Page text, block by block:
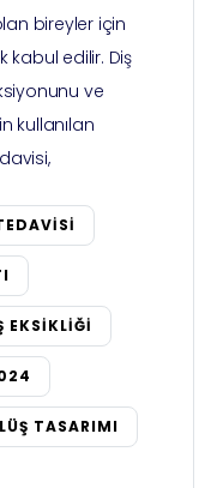
bireyler için
kabul edilir. Diş
ve
kullanılan
EKSIKLIĞI
TASARIMI